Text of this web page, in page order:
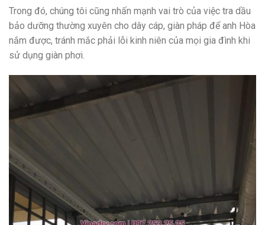
Trong đó, chúng tôi cũng nhấn mạnh vai trò của việc tra dầu
bảo dưỡng thường xuyên cho dây cáp, giàn pháp để anh Hòa
nắm được, tránh mắc phải lỗi kinh niên của mọi gia đình khi
sử dụng giàn phơi.